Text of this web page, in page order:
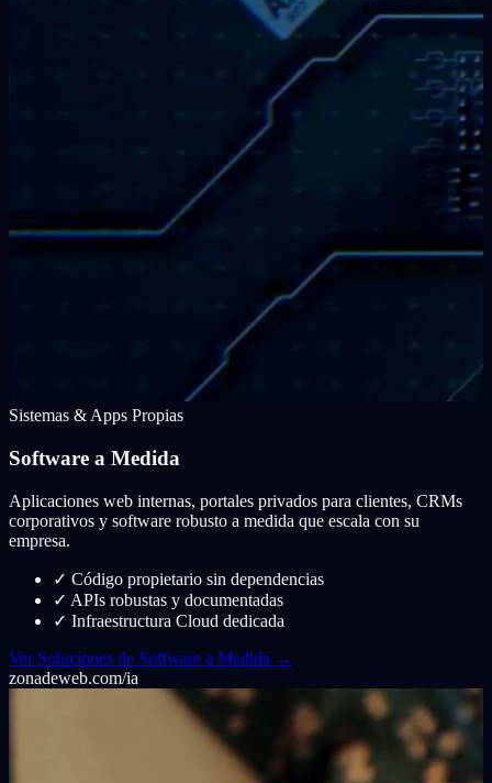
Sistemas & Apps Propias
Software a Medida
Aplicaciones web internas, portales privados para clientes, CRMs
corporativos y software robusto a medida que escala con su
empresa.
✓ Código propietario sin dependencias
✓ APIs robustas y documentadas
✓ Infraestructura Cloud dedicada
Ver Soluciones de Software a Medida →
zonadeweb.com/ia